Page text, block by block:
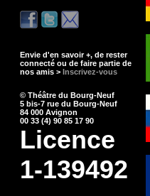
Envie d'en savoir +, de rester
connecté ou de faire partie de
nos amis > Inscrivez-vous
© Théâtre du Bourg-Neuf
5 bis-7 rue du Bourg-Neuf
84 000 Avignon
00 33 (4) 90 85 17 90
Licence
1-139492